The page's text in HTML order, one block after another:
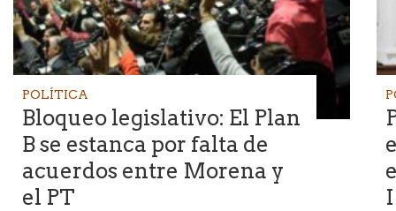
POLÍTICA
Bloqueo legislativo: El Plan
B se estanca por falta de
acuerdos entre Morena y
el PT